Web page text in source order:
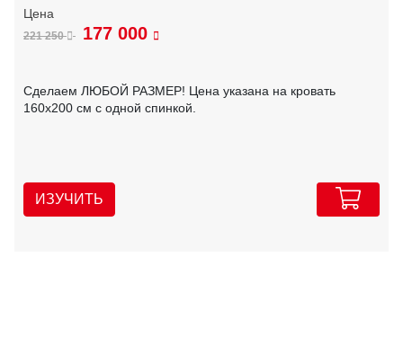
221 250 177 000
Сделаем ЛЮБОЙ РАЗМЕР! Цена указана на кровать
160х200 см с одной спинкой.
ИЗУЧИТЬ